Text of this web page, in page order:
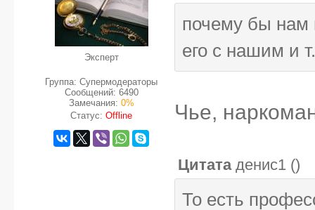
Эксперт
Группа: Супермодераторы
Сообщений: 6490
Замечания: 0%
Статус: Offline
почему бы нам
его с нашим и
Чье,
Цитата денис1 ()
То есть